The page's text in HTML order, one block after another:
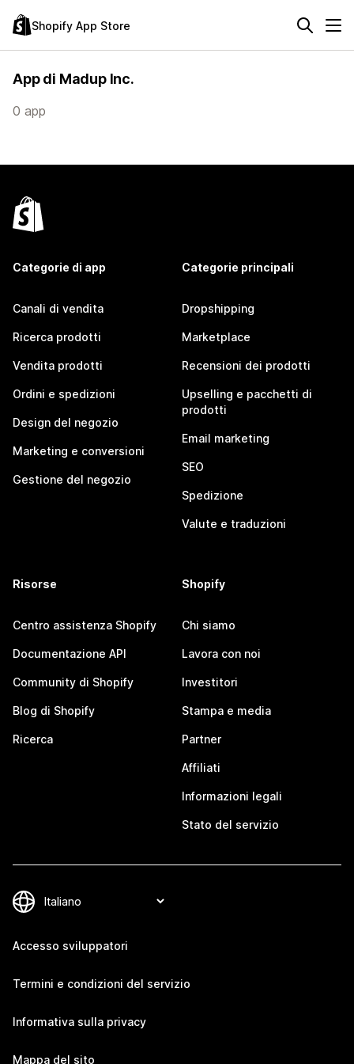
Shopify App Store
App di Madup Inc.
0 app
Categorie di app
Canali di vendita
Ricerca prodotti
Vendita prodotti
Ordini e spedizioni
Design del negozio
Marketing e conversioni
Gestione del negozio
Categorie principali
Dropshipping
Marketplace
Recensioni dei prodotti
Upselling e pacchetti di
prodotti
Email marketing
SEO
Spedizione
Valute e traduzioni
Risorse
Centro assistenza Shopify
Documentazione API
Community di Shopify
Blog di Shopify
Ricerca
Shopify
Chi siamo
Lavora con noi
Investitori
Stampa e media
Partner
Affiliati
Informazioni legali
Stato del servizio
Accesso sviluppatori
Termini e condizioni del servizio
Informativa sulla privacy
Mappa del sito